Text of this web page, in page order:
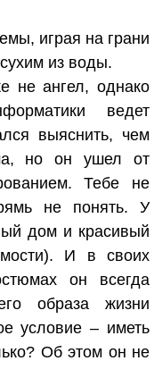
играя на грани
из воды.
не ангел, однако
ведет
выяснить, чем
но он ушел от
Тебе не
не понять. У
дом и красивый
И в своих
он всегда
образа жизни
условие – иметь
Об этом он не